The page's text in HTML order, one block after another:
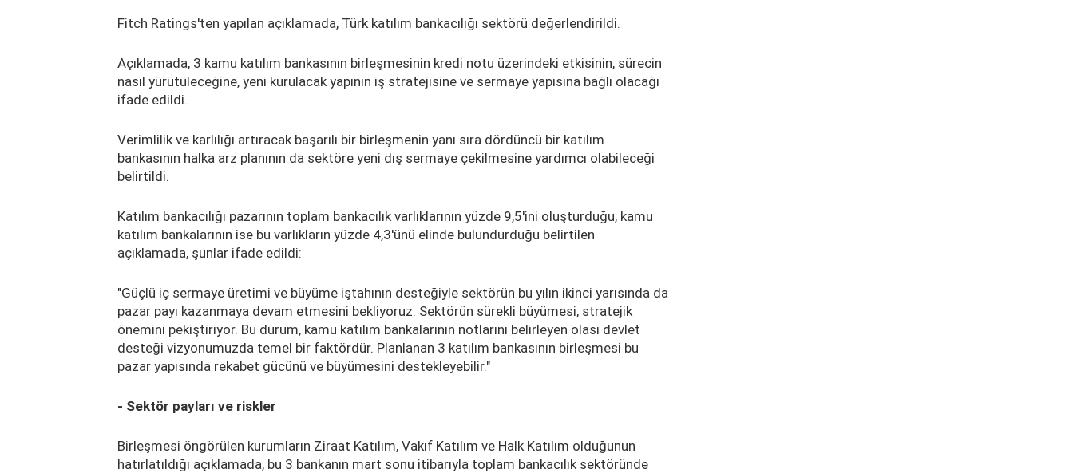
Fitch Ratings'ten yapılan açıklamada, Türk katılım bankacılığı sektörü değerlendirildi.
Açıklamada, 3 kamu katılım bankasının birleşmesinin kredi notu üzerindeki etkisinin, sürecin
nasıl yürütüleceğine, yeni kurulacak yapının iş stratejisine ve sermaye yapısına bağlı olacağı
ifade edildi.
Verimlilik ve karlılığı artıracak başarılı bir birleşmenin yanı sıra dördüncü bir katılım
bankasının halka arz planının da sektöre yeni dış sermaye çekilmesine yardımcı olabileceği
belirtildi.
Katılım bankacılığı pazarının toplam bankacılık varlıklarının yüzde 9,5'ini oluşturduğu, kamu
katılım bankalarının ise bu varlıkların yüzde 4,3'ünü elinde bulundurduğu belirtilen
açıklamada, şunlar ifade edildi:
"Güçlü iç sermaye üretimi ve büyüme iştahının desteğiyle sektörün bu yılın ikinci yarısında da
pazar payı kazanmaya devam etmesini bekliyoruz. Sektörün sürekli büyümesi, stratejik
önemini pekiştiriyor. Bu durum, kamu katılım bankalarının notlarını belirleyen olası devlet
desteği vizyonumuzda temel bir faktördür. Planlanan 3 katılım bankasının birleşmesi bu
pazar yapısında rekabet gücünü ve büyümesini destekleyebilir."
- Sektör payları ve riskler
Birleşmesi öngörülen kurumların Ziraat Katılım, Vakıf Katılım ve Halk Katılım olduğunun
hatırlatıldığı açıklamada, bu 3 bankanın mart sonu itibarıyla toplam bankacılık sektöründe